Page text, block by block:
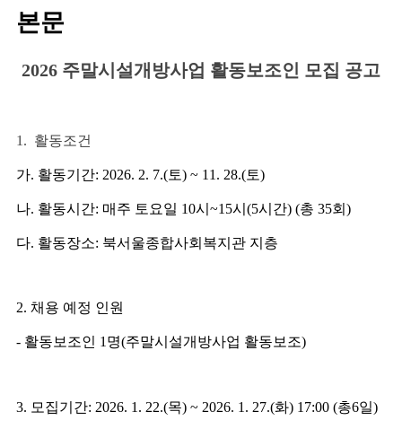
본문
2026 주말시설개방사업 활동보조인 모집 공고
1. 활동조건
가. 활동기간: 2026. 2. 7.(토) ~ 11. 28.(토)
나. 활동시간: 매주 토요일 10시 ~15시 (5시간) (총 35회 )
다. 활동장소: 북서울종합사회복지관 지층
2. 채용 예정 인원
- 활동보조인 1 명(주말시설개방사업 활동보조)
3. 모집기간: 2026. 1. 22.(목) ~ 2026. 1. 27.(화) 17:00 (총6일)